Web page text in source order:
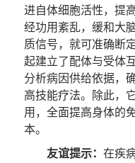
进自体细胞活性，提
经功用紊乱，缓和大
质信号，就可准确断
起建立了配体与受体
分析病因供给依据，
高技能疗法。除此，
用，全面提高身体的
本。
友谊提示：在疾